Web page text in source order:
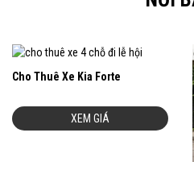
Cho Thuê Xe Kia Forte
XEM GIÁ